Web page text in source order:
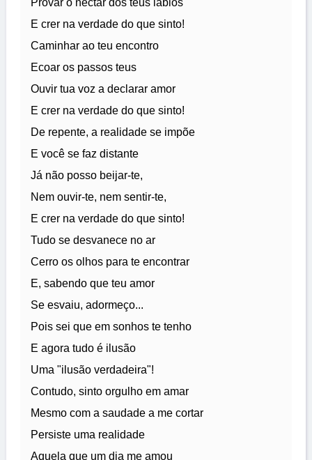
Provar o néctar dos teus lábios
E crer na verdade do que sinto!
Caminhar ao teu encontro
Ecoar os passos teus
Ouvir tua voz a declarar amor
E crer na verdade do que sinto!
De repente, a realidade se impõe
E você se faz distante
Já não posso beijar-te,
Nem ouvir-te, nem sentir-te,
E crer na verdade do que sinto!
Tudo se desvanece no ar
Cerro os olhos para te encontrar
E, sabendo que teu amor
Se esvaiu, adormeço...
Pois sei que em sonhos te tenho
E agora tudo é ilusão
Uma "ilusão verdadeira"!
Contudo, sinto orgulho em amar
Mesmo com a saudade a me cortar
Persiste uma realidade
Aquela que um dia me amou